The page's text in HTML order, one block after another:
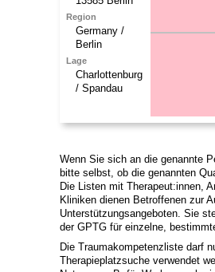
Region
Germany /
Berlin
Lage
Charlottenburg
/ Spandau
Wenn Sie sich an die genannte
bitte selbst, ob die genannten
Die Listen mit Therapeut:innen,
Kliniken dienen Betroffenen zur
Unterstützungsangeboten. Sie
der GPTG für einzelne,
Die Traumakompetenzliste darf
Therapieplatzsuche verwendet